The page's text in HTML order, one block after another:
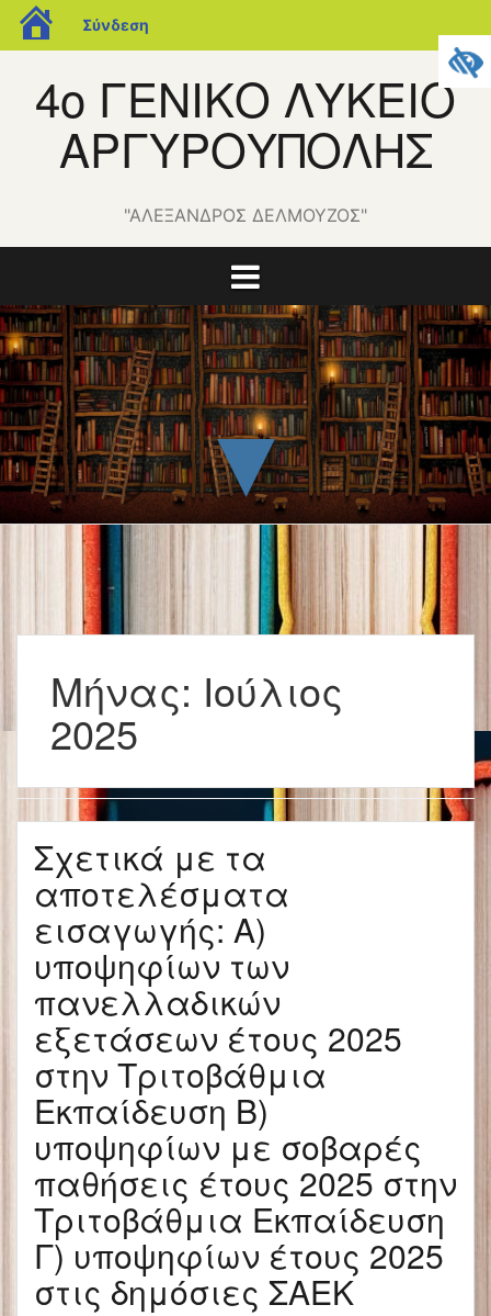
blogs.sch.gr
Σύνδεση
περιεχόμενο
4ο ΓΕΝΙΚΟ ΛΥΚΕΙΟ
ΑΡΓΥΡΟΥΠΟΛΗΣ
"ΑΛΕΞΑΝΔΡΟΣ ΔΕΛΜΟΥΖΟΣ"
▼
Μήνας: Ιούλιος
2025
Σχετικά με τα
αποτελέσματα
εισαγωγής: Α)
υποψηφίων των
πανελλαδικών
εξετάσεων έτους 2025
στην Τριτοβάθμια
Εκπαίδευση Β)
υποψηφίων με σοβαρές
παθήσεις έτους 2025 στην
Τριτοβάθμια Εκπαίδευση
Γ) υποψηφίων έτους 2025
στις δημόσιες ΣΑΕΚ